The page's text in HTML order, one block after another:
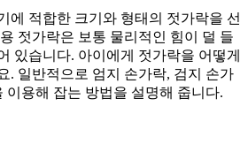
에 적합한 크기와 형태의 젓가락을 선
젓가락은 보통 물리적인 힘이 덜 들
있습니다. 아이에게 젓가락을 어떻게
. 일반적으로 엄지 손가락, 검지 손가
이용해 잡는 방법을 설명해 줍니다.